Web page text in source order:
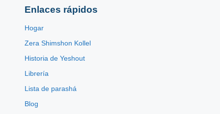
Enlaces rápidos
Hogar
Zera Shimshon Kollel
Historia de Yeshout
Librería
Lista de parashá
Blog